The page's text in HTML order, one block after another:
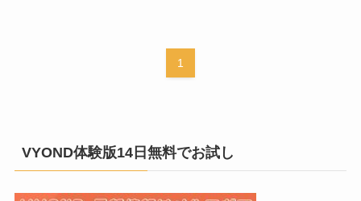
1
VYOND体験版14日無料でお試し